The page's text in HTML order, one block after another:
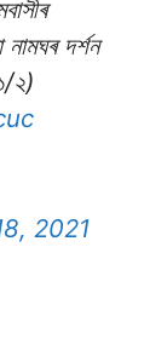
নামঘৰ দৰ্শন
২)
2021